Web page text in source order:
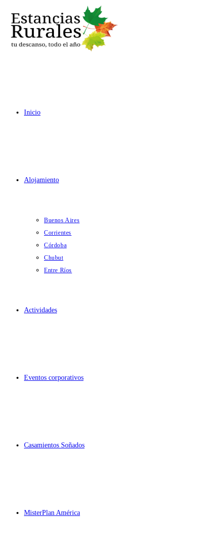
contenido
Inicio
Alojamiento
Buenos Aires
Corrientes
Córdoba
Chubut
Entre Ríos
Actividades
Eventos corporativos
Casamientos Soñados
MisterPlan América